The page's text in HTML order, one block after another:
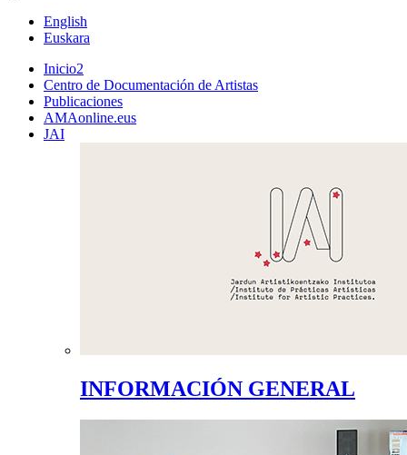
English
Euskara
Inicio2
Centro de Documentación de Artistas
Publicaciones
AMAonline.eus
JAI
INFORMACIÓN GENERAL